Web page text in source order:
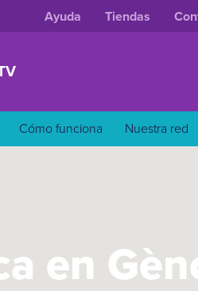
Ayuda Tiendas
Cómo funciona Nuestra red
en